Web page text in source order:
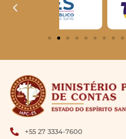
+55 27 3334-7600